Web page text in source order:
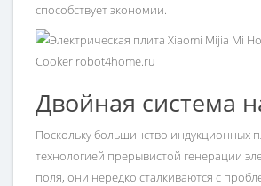
способствует экономии.
Двойная система
Поскольку большинство индукционных
технологией прерывистой генерации
поля, они нередко сталкиваются с